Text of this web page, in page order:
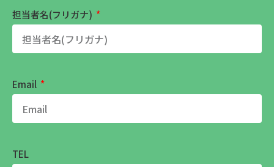
担当者名(フリガナ)
Email
TEL